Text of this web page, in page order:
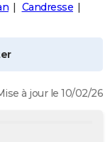
Candresse
à jour le 10/02/26